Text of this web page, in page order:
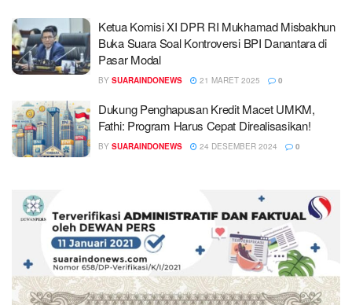
Ketua Komisi XI DPR RI Mukhamad Misbakhun
Buka Suara Soal Kontroversi BPI Danantara di
Pasar Modal
BY SUARAINDONEWS 21 MARET 2025 0
Dukung Penghapusan Kredit Macet UMKM,
Fathi: Program Harus Cepat Direalisasikan!
BY SUARAINDONEWS 24 DESEMBER 2024 0